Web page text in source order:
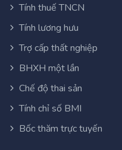
Tính thuế TNCN
Tính lương hưu
Trợ cấp thất nghiệp
BHXH một lần
Chế độ thai sản
Tính chỉ số BMI
Bốc thăm trực tuyến